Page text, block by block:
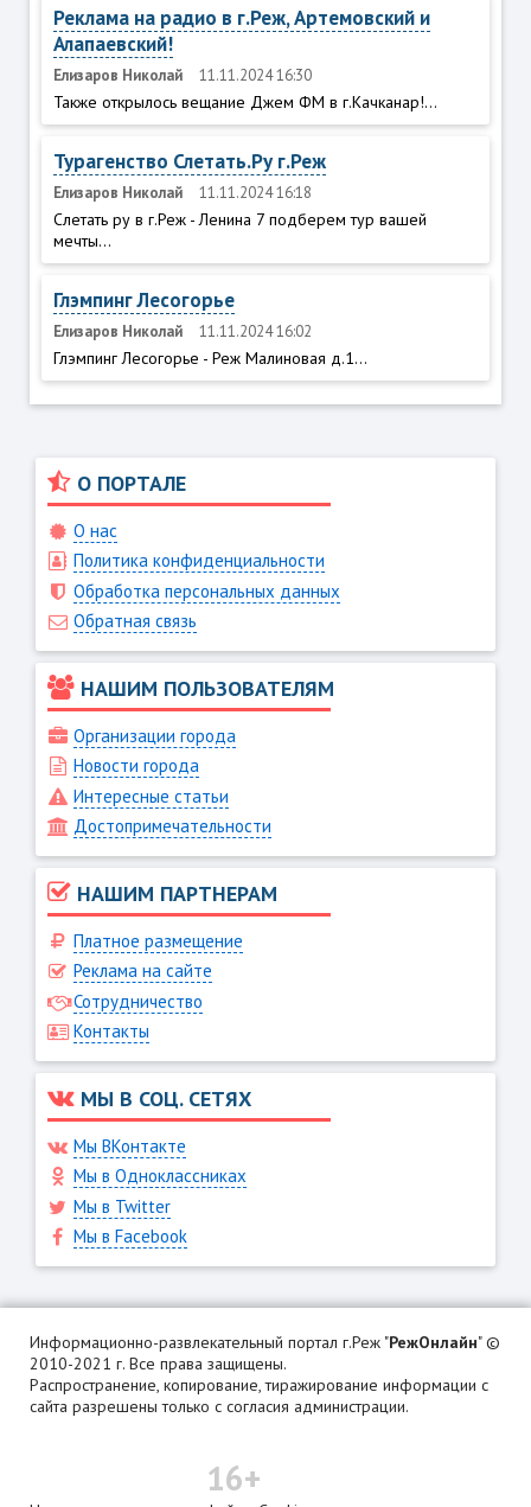
Реклама на радио в г.Реж, Артемовский и
Алапаевский!
Елизаров Николай 11.11.2024 16:30
Также открылось вещание Джем ФМ в г.Качканар!...
Турагенство Слетать.Ру г.Реж
Елизаров Николай 11.11.2024 16:18
Слетать ру в г.Реж - Ленина 7 подберем тур вашей
мечты...
Глэмпинг Лесогорье
Елизаров Николай 11.11.2024 16:02
Глэмпинг Лесогорье - Реж Малиновая д.1...
О ПОРТАЛЕ
О нас
Политика конфиденциальности
Обработка персональных данных
Обратная связь
НАШИМ ПОЛЬЗОВАТЕЛЯМ
Организации города
Новости города
Интересные статьи
Достопримечательности
НАШИМ ПАРТНЕРАМ
Платное размещение
Реклама на сайте
Сотрудничество
Контакты
МЫ В СОЦ. СЕТЯХ
Мы ВКонтакте
Мы в Одноклассниках
Мы в Twitter
Мы в Facebook
Информационно-развлекательный портал г.Реж "РежОнлайн" ©
2010-2021 г. Все права защищены.
Распространение, копирование, тиражирование информации с
сайта разрешены только с согласия администрации.
16+